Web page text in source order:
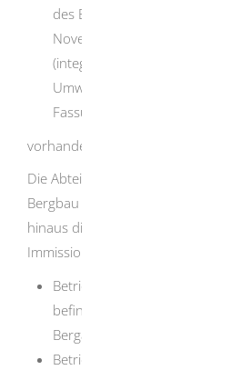
des Europäischen Parlaments
November 2010 über
(integrierte Vermeidung und
Umweltverschmutzung) in der
Fassung
vorhanden ist oder errichtet werden
Die Abteilung 9, Landesamt für
Bergbau des Regierungspräsidiums
hinaus die landesweit zuständige
Immissionsschutzbehörde für
Betriebsgelände einschließlich
befindlichen Anlagen und
Bergaufsicht unterliegen,
Betriebsgelände mit